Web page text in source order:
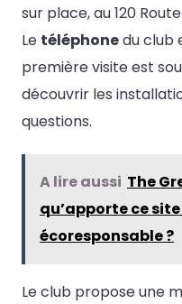
sur place, au 120
Le téléphonedu club
première visite est
découvrir les
questions.
A lire aussi The
qu’apporte ce
écoresponsable ?
Le club propose une